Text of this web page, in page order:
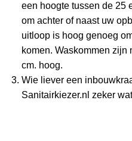
een hoogte tussen de 25
om achter of naast uw
uitloop is hoog genoeg
komen. Waskommen zijn
cm. hoog.
Wie liever een
Sanitairkiezer.nl zeker